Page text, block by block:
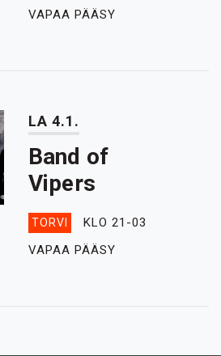
VAPAA PÄÄSY
LA 4.1.
Band of
Vipers
TORVI
KLO 21-03
VAPAA PÄÄSY